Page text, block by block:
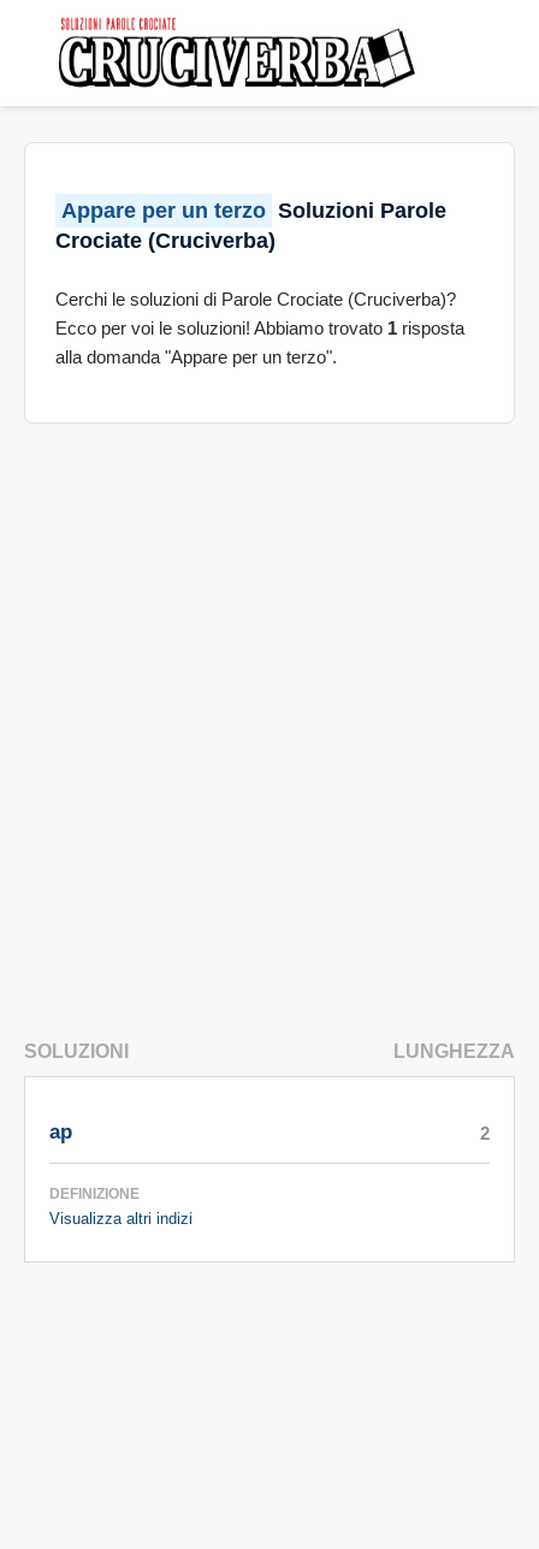
Appare per un terzo Soluzioni Parole
Crociate (Cruciverba)
Cerchi le soluzioni di Parole Crociate (Cruciverba)?
Ecco per voi le soluzioni! Abbiamo trovato 1 risposta
alla domanda "Appare per un terzo".
SOLUZIONI LUNGHEZZA
ap
DEFINIZIONE
Visualizza altri indizi
2